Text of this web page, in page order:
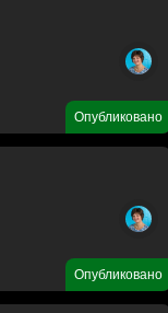
Опубликовано
Опубликовано